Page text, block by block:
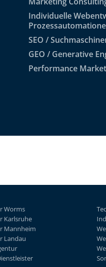
Individuelle
SEO /
GEO / Generative
Performance
Worms
Karlsruhe
Mannheim
Landau